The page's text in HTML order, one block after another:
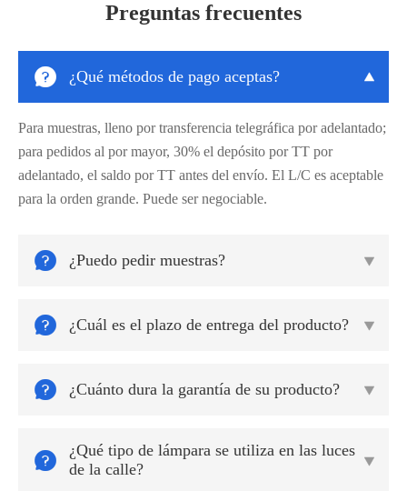
Preguntas frecuentes
 ¿Qué métodos de pago aceptas? 
Para muestras, lleno por transferencia telegráfica por adelantado;
para pedidos al por mayor, 30% el depósito por TT por
adelantado, el saldo por TT antes del envío. El L/C es aceptable
para la orden grande. Puede ser negociable.
 ¿Puedo pedir muestras? 
 ¿Cuál es el plazo de entrega del producto? 
 ¿Cuánto dura la garantía de su producto? 

¿Qué tipo de lámpara se utiliza en las luces
de la calle?
